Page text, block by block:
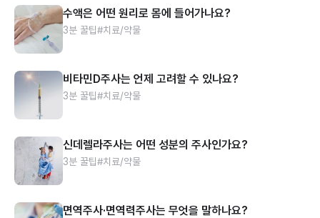
수액은 어떤 원리로 몸에 들어가나요?
3분 꿀팁#치료/약물
비타민D주사는 언제 고려할 수 있나요?
3분 꿀팁#치료/약물
신데렐라주사는 어떤 성분의 주사인가요?
3분 꿀팁#치료/약물
면역주사·면역력주사는 무엇을 말하나요?